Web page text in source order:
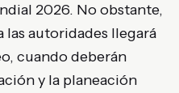
2026. No obstante,
las autoridades llegará
cuando deberán
y la planeación